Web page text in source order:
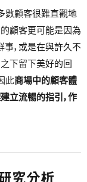
數顧客很難直觀地
顧客更可能是因為
，或是在與許久不
下留下美好的回
此商場中的顧客體
立流暢的指引，作
究分析